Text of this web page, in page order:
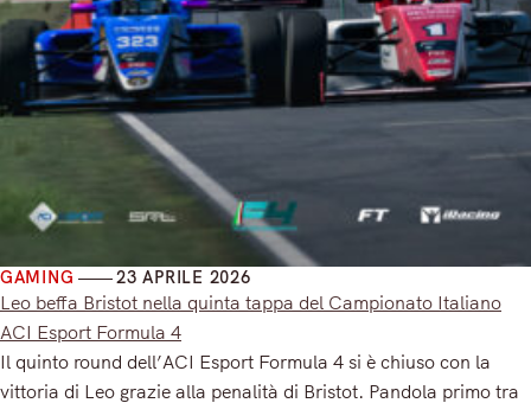
GAMING 23 APRILE 2026
Leo beffa Bristot nella quinta tappa del Campionato Italiano
ACI Esport Formula 4
Il quinto round dell’ACI Esport Formula 4 si è chiuso con la
vittoria di Leo grazie alla penalità di Bristot. Pandola primo tra